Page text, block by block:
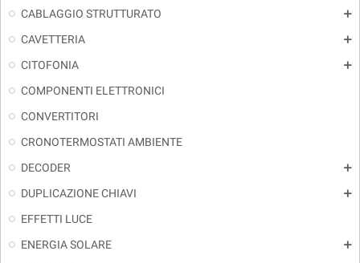
CABLAGGIO STRUTTURATO add
CAVETTERIA add
CITOFONIA add
COMPONENTI ELETTRONICI
CONVERTITORI
CRONOTERMOSTATI AMBIENTE
DECODER
add
DUPLICAZIONE CHIAVI add
EFFETTI LUCE
ENERGIA SOLARE
add